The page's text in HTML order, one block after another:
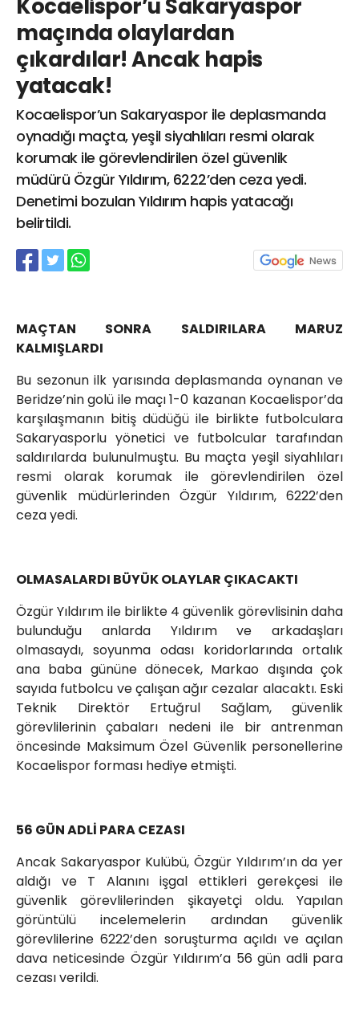
Kocaelispor’u Sakaryaspor
maçında olaylardan
çıkardılar! Ancak hapis
yatacak!
Kocaelispor’un Sakaryaspor ile deplasmanda
oynadığı maçta, yeşil siyahlıları resmi olarak
korumak ile görevlendirilen özel güvenlik
müdürü Özgür Yıldırım, 6222’den ceza yedi.
Denetimi bozulan Yıldırım hapis yatacağı
belirtildi.
MAÇTAN SONRA SALDIRILARA MARUZ
KALMIŞLARDI
Bu sezonun ilk yarısında deplasmanda oynanan ve
Beridze’nin golü ile maçı 1-0 kazanan Kocaelispor’da
karşılaşmanın bitiş düdüğü ile birlikte futbolculara
Sakaryasporlu yönetici ve futbolcular tarafından
saldırılarda bulunulmuştu. Bu maçta yeşil siyahlıları
resmi olarak korumak ile görevlendirilen özel
güvenlik müdürlerinden Özgür Yıldırım, 6222’den
ceza yedi.
OLMASALARDI BÜYÜK OLAYLAR ÇIKACAKTI
Özgür Yıldırım ile birlikte 4 güvenlik görevlisinin daha
bulunduğu anlarda Yıldırım ve arkadaşları
olmasaydı, soyunma odası koridorlarında ortalık
ana baba gününe dönecek, Markao dışında çok
sayıda futbolcu ve çalışan ağır cezalar alacaktı. Eski
Teknik Direktör Ertuğrul Sağlam, güvenlik
görevlilerinin çabaları nedeni ile bir antrenman
öncesinde Maksimum Özel Güvenlik personellerine
Kocaelispor forması hediye etmişti.
56 GÜN ADLİ PARA CEZASI
Ancak Sakaryaspor Kulübü, Özgür Yıldırım’ın da yer
aldığı ve T Alanını işgal ettikleri gerekçesi ile
güvenlik görevlilerinden şikayetçi oldu. Yapılan
görüntülü incelemelerin ardından güvenlik
görevlilerine 6222’den soruşturma açıldı ve açılan
dava neticesinde Özgür Yıldırım’a 56 gün adli para
cezası verildi.
info@spor41.com